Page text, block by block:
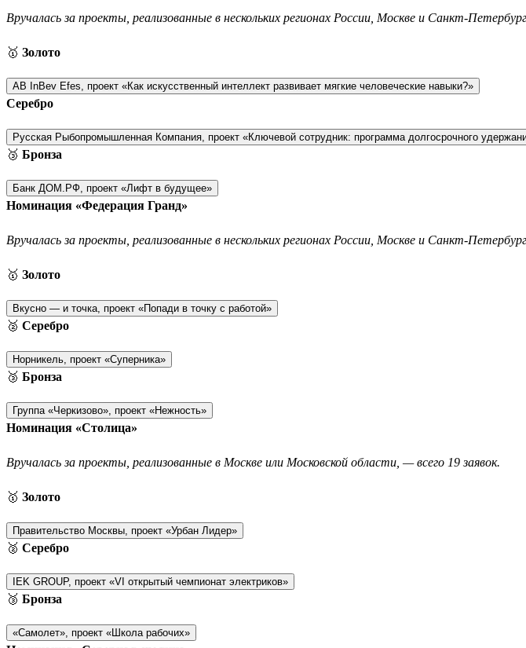
Вручалась за проекты, реализованные в нескольких регионах России, Москве и Санкт-
🥇 Золото
AB InBev Efes, проект «Как искусственный интеллект развивает мягкие человеческие навыки?»
Серебро
Русская Рыбопромышленная Компания, проект «Ключевой сотрудник: программа долгосрочного
🥉 Бронза
Банк ДОМ.РФ, проект «Лифт в будущее»
Номинация «Федерация Гранд»
Вручалась за проекты, реализованные в нескольких регионах России, Москве и Санкт-
🥇 Золото
Вкусно — и точка, проект «Попади в точку с работой»
🥈 Серебро
Норникель, проект «Суперника»
🥉 Бронза
Группа «Черкизово», проект «Нежность»
Номинация «Столица»
Вручалась за проекты, реализованные в Москве или Московской области, — всего 19 заявок.
🥇 Золото
Правительство Москвы, проект «Урбан Лидер»
🥈 Серебро
IEK GROUP, проект «VI открытый чемпионат электриков»
🥉 Бронза
«Самолет», проект «Школа рабочих»